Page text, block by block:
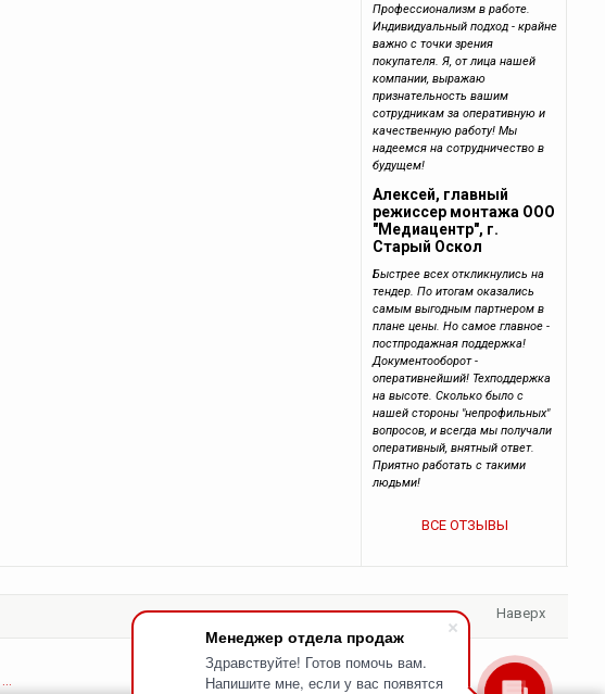
Менеджер отдела продаж
Здравствуйте! Готов помочь вам.
Напишите мне, если у вас появятся
Профессионализм в работе.
Индивидуальный подход - крайне
важно с точки зрения
покупателя. Я, от лица нашей
компании, выражаю
признательность вашим
сотрудникам за оперативную и
качественную работу! Мы
надеемся на сотрудничество в
будущем!
Алексей, главный
режиссер монтажа ООО
"Медиацентр", г.
Старый Оскол
Быстрее всех откликнулись на
тендер. По итогам оказались
самым выгодным партнером в
плане цены. Но самое главное -
постпродажная поддержка!
Документооборот -
оперативнейший! Техподдержка
на высоте. Сколько было с
нашей стороны "непрофильных"
вопросов, и всегда мы получали
оперативный, внятный ответ.
Приятно работать с такими
людьми!
ВСЕ ОТЗЫВЫ
Наверх
...